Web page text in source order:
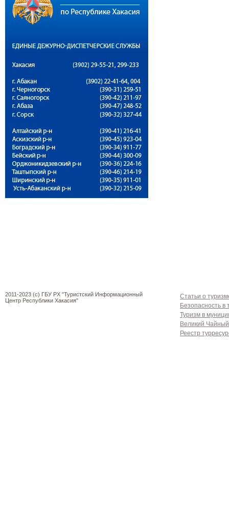
2011-2023 (c) ГБУ РХ "Туристский Информационный
Центр Республики Хакасия"
Статьи о
Безопасность в
Туризм в
Великий
Реестр